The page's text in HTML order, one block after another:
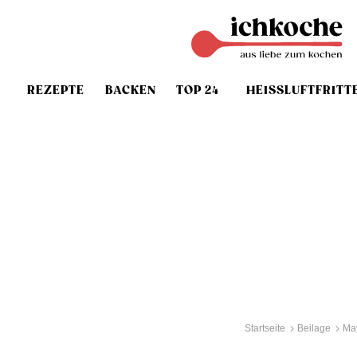
REZEPTE BACKEN TOP 24
Startseite Beilage